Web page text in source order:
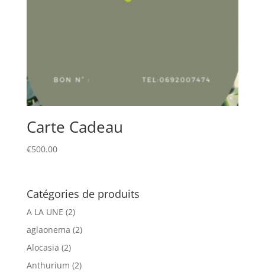
Carte Cadeau
€500.00
Catégories de produits
A LA UNE (2)
aglaonema (2)
Alocasia (2)
Anthurium (2)